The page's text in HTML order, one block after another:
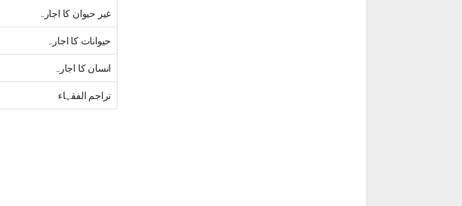
غیر حیوان کا اجارہ
حیوانات کا اجارہ
انسان کا اجارہ
تراجم الفقہاء